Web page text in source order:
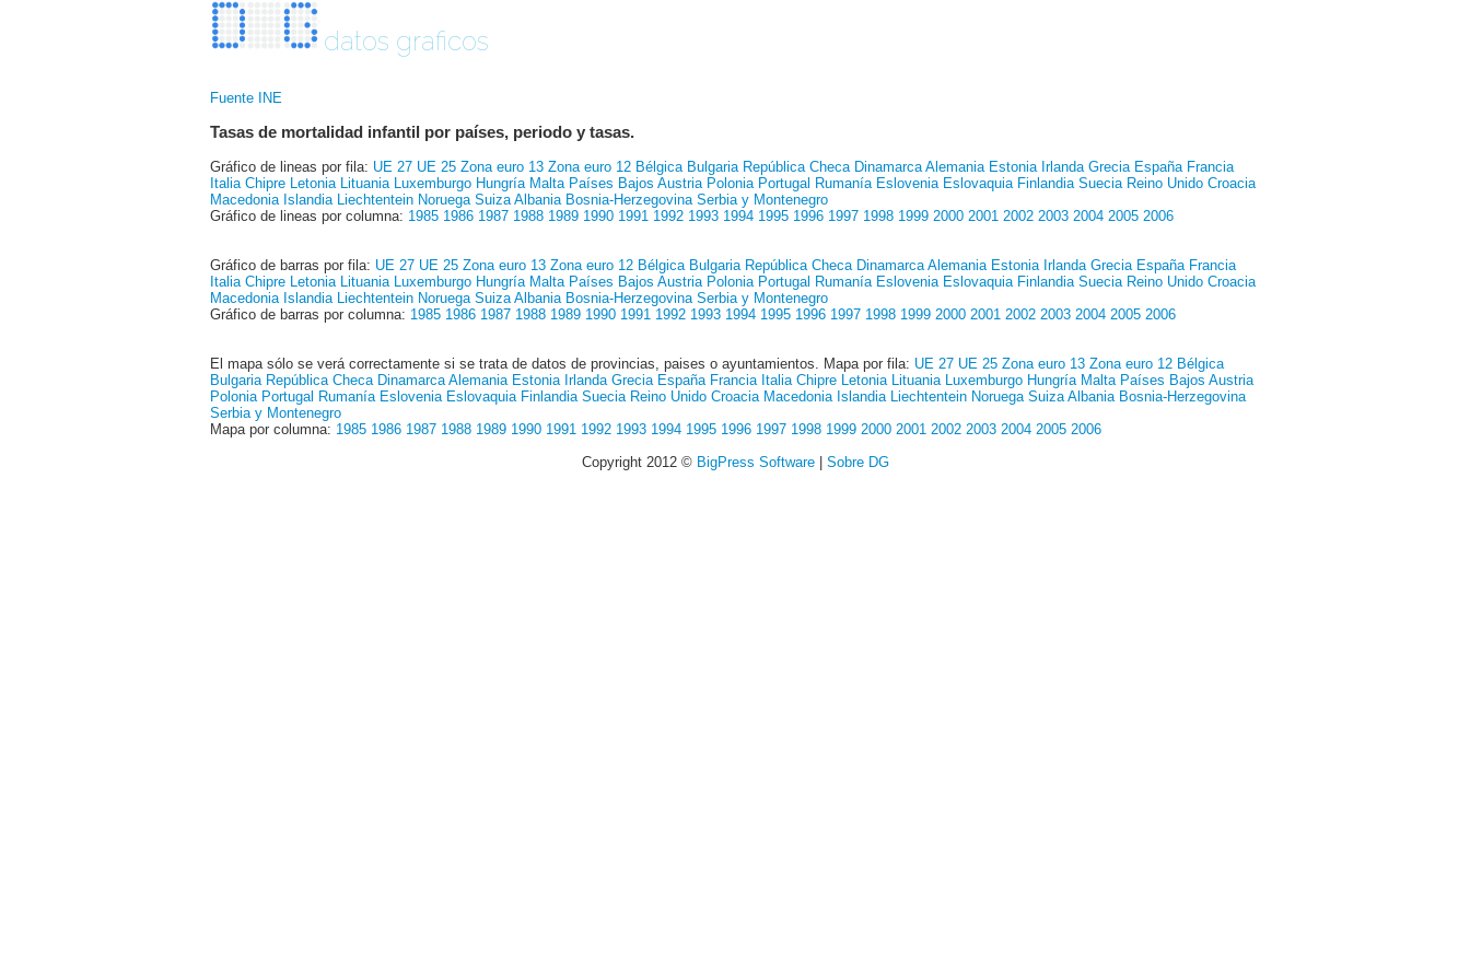
datos graficos
Fuente INE
Tasas de mortalidad infantil por países, periodo y tasas.
Gráfico de lineas por fila: UE 27 UE 25 Zona euro 13 Zona euro 12 Bélgica Bulgaria República Checa Dinamarca Alemania Estonia Irlanda Grecia España Francia
Italia Chipre Letonia Lituania Luxemburgo Hungría Malta Países Bajos Austria Polonia Portugal Rumanía Eslovenia Eslovaquia Finlandia Suecia Reino Unido Croacia
Macedonia Islandia Liechtentein Noruega Suiza Albania Bosnia-Herzegovina Serbia y Montenegro
Gráfico de lineas por columna: 1985 1986 1987 1988 1989 1990 1991 1992 1993 1994 1995 1996 1997 1998 1999 2000 2001 2002 2003 2004 2005 2006
Gráfico de barras por fila: UE 27 UE 25 Zona euro 13 Zona euro 12 Bélgica Bulgaria República Checa Dinamarca Alemania Estonia Irlanda Grecia España Francia
Italia Chipre Letonia Lituania Luxemburgo Hungría Malta Países Bajos Austria Polonia Portugal Rumanía Eslovenia Eslovaquia Finlandia Suecia Reino Unido Croacia
Macedonia Islandia Liechtentein Noruega Suiza Albania Bosnia-Herzegovina Serbia y Montenegro
Gráfico de barras por columna: 1985 1986 1987 1988 1989 1990 1991 1992 1993 1994 1995 1996 1997 1998 1999 2000 2001 2002 2003 2004 2005 2006
El mapa sólo se verá correctamente si se trata de datos de provincias, paises o ayuntamientos. Mapa por fila: UE 27 UE 25 Zona euro 13 Zona euro 12 Bélgica
Bulgaria República Checa Dinamarca Alemania Estonia Irlanda Grecia España Francia Italia Chipre Letonia Lituania Luxemburgo Hungría Malta Países Bajos Austria
Polonia Portugal Rumanía Eslovenia Eslovaquia Finlandia Suecia Reino Unido Croacia Macedonia Islandia Liechtentein Noruega Suiza Albania Bosnia-Herzegovina
Serbia y Montenegro
Mapa por columna: 1985 1986 1987 1988 1989 1990 1991 1992 1993 1994 1995 1996 1997 1998 1999 2000 2001 2002 2003 2004 2005 2006
Copyright 2012 © BigPress Software| Sobre DG